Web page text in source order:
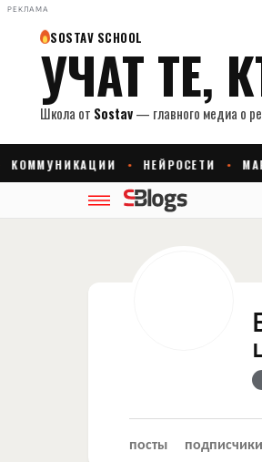
РЕКЛАМА
посты подписчики